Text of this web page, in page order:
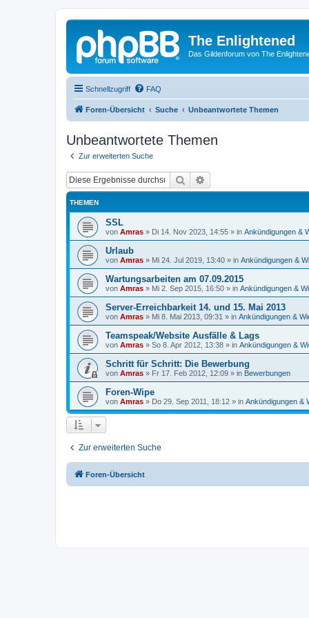
The Enlightened
Das Gildenforum von The
Schnellzugriff FAQ
Foren-Übersicht Suche Unbeantwortete Themen
Unbeantwortete Themen
Zur erweiterten Suche
Suche
THEMEN
SSL
von Amras » Di 14. Nov 2023, 14:55 » in Ankündigungen &
Urlaub
von Amras » Mi 24. Jul 2019, 13:40 » in Ankündigungen &
Wartungsarbeiten am 07.09.2015
von Amras » Mi 2. Sep 2015, 16:50 » in Ankündigungen &
Server-Erreichbarkeit 14. und 15. Mai 2013
von Amras » Mi 8. Mai 2013, 09:31 » in Ankündigungen &
Teamspeak/Website Ausfälle & Lags
von Amras » So 8. Apr 2012, 13:38 » in Ankündigungen &
Schritt für Schritt: Die Bewerbung
von Amras » Fr 17. Feb 2012, 12:09 » in Bewerbungen
Foren-Wipe
von Amras » Do 29. Sep 2011, 18:12 » in Ankündigungen &
Zur erweiterten Suche
Foren-Übersicht